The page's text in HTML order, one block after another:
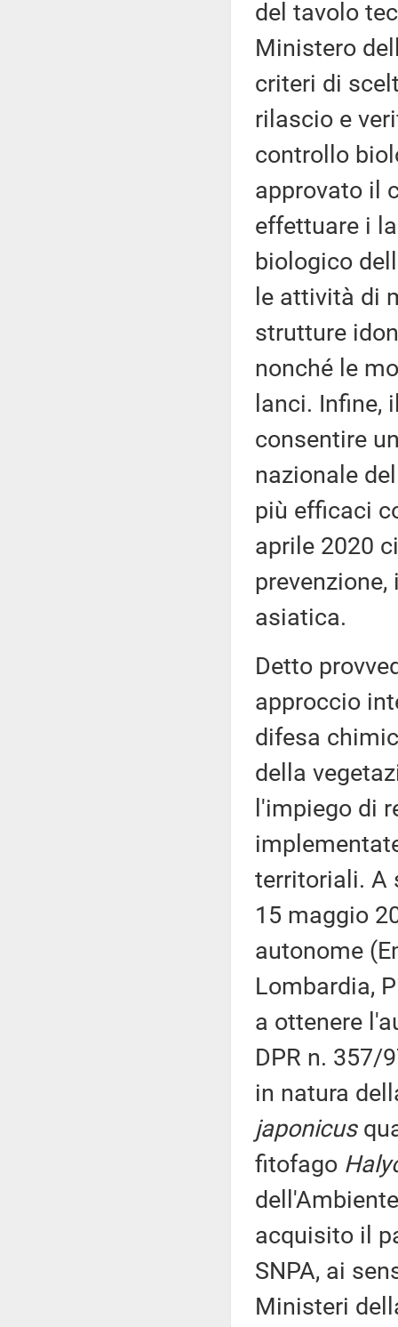
del tavolo
Ministero
criteri di
rilascio e
controllo
approvato il
effettuare i
biologico
le attività di
strutture
nonché le
lanci. Infine,
consentire
nazionale
più efficaci
aprile 2020
asiatica.
Detto
approccio
difesa
della
l'impiego di
territoriali. A
15 maggio
autonome
Lombardia,
a ottenere
DPR n. 357/
in natura
japonicus
fitofago
acquisito il
SNPA, ai
Ministeri